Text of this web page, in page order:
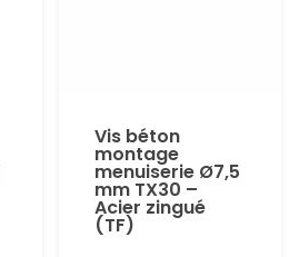
Vis béton
montage
menuiserie Ø7,5
mm TX30 –
Acier zingué
(TF)